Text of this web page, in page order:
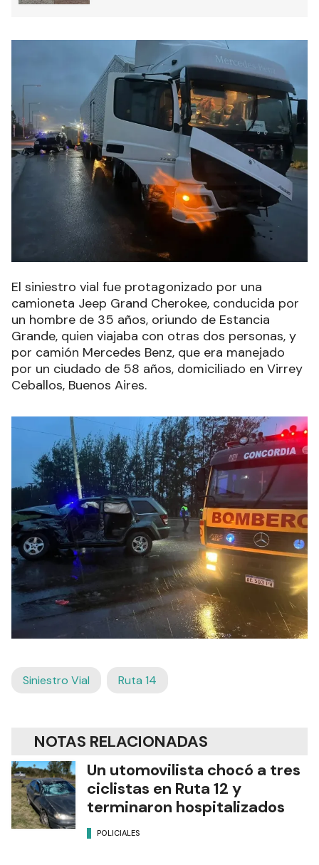
El siniestro vial fue protagonizado por una
camioneta Jeep Grand Cherokee, conducida por
un hombre de 35 años, oriundo de Estancia
Grande, quien viajaba con otras dos personas, y
por camión Mercedes Benz, que era manejado
por un ciudado de 58 años, domiciliado en Virrey
Ceballos, Buenos Aires.
Siniestro Vial Ruta 14
NOTAS RELACIONADAS
Un utomovilista chocó a tres
ciclistas en Ruta 12 y
terminaron hospitalizados
POLICIALES